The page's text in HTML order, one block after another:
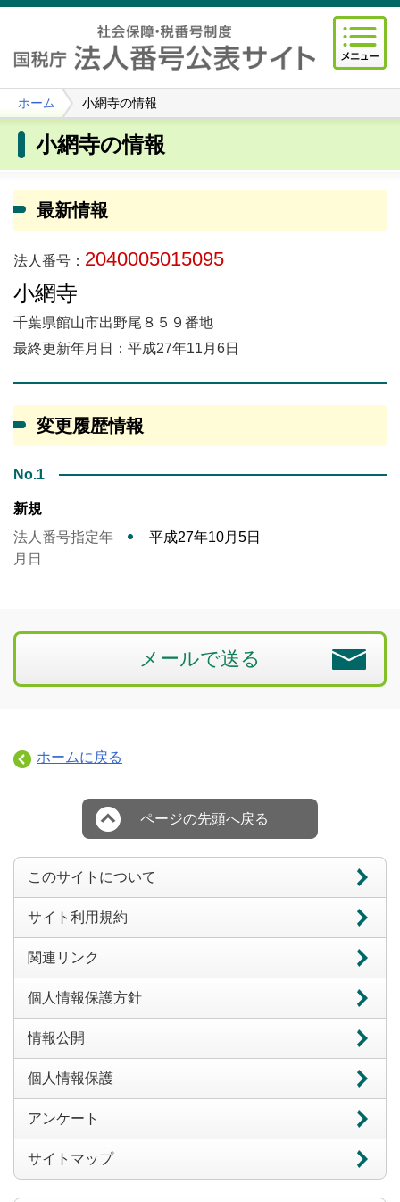
ホーム 小網寺の情報
小網寺の情報
最新情報
法人番号： 2040005015095
小網寺
千葉県館山市出野尾８５９番地
最終更新年月日：平成27年11月6日
変更履歴情報
No.1
新規
法人番号指定年
月日
平成27年10月5日
メールで送る
ホームに戻る
ページの先頭へ戻る
このサイトについて
サイト利用規約
関連リンク
個人情報保護方針
情報公開
個人情報保護
アンケート
サイトマップ